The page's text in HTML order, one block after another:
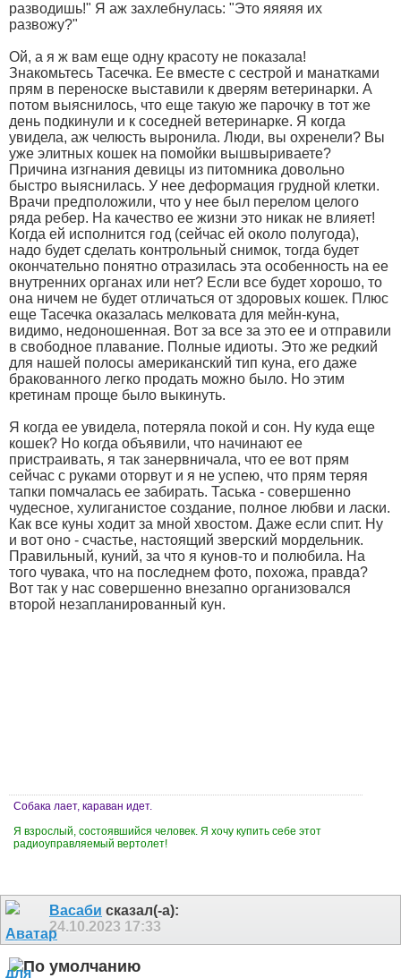
разводишь!" Я аж захлебнулась: "Это яяяяя их
развожу?"
Ой, а я ж вам еще одну красоту не показала!
Знакомьтесь Тасечка. Ее вместе с сестрой и манатками
прям в переноске выставили к дверям ветеринарки. А
потом выяснилось, что еще такую же парочку в тот же
день подкинули и к соседней ветеринарке. Я когда
увидела, аж челюсть выронила. Люди, вы охренели? Вы
уже элитных кошек на помойки вышвыриваете?
Причина изгнания девицы из питомника довольно
быстро выяснилась. У нее деформация грудной клетки.
Врачи предположили, что у нее был перелом целого
ряда ребер. На качество ее жизни это никак не влияет!
Когда ей исполнится год (сейчас ей около полугода),
надо будет сделать контрольный снимок, тогда будет
окончательно понятно отразилась эта особенность на ее
внутренних органах или нет? Если все будет хорошо, то
она ничем не будет отличаться от здоровых кошек. Плюс
еще Тасечка оказалась мелковата для мейн-куна,
видимо, недоношенная. Вот за все за это ее и отправили
в свободное плавание. Полные идиоты. Это же редкий
для нашей полосы американский тип куна, его даже
бракованного легко продать можно было. Но этим
кретинам проще было выкинуть.
Я когда ее увидела, потеряла покой и сон. Ну куда еще
кошек? Но когда объявили, что начинают ее
пристраивать, я так занервничала, что ее вот прям
сейчас с руками оторвут и я не успею, что прям теряя
тапки помчалась ее забирать. Таська - совершенно
чудесное, хулиганистое создание, полное любви и ласки.
Как все куны ходит за мной хвостом. Даже если спит. Ну
и вот оно - счастье, настоящий зверский мордельник.
Правильный, куний, за что я кунов-то и полюбила. На
того чувака, что на последнем фото, похожа, правда?
Вот так у нас совершенно внезапно организовался
второй незапланированный кун.
Собака лает, караван идет.
Я взрослый, состоявшийся человек. Я хочу купить себе этот
радиоуправляемый вертолет!
Васаби сказал(-а):
24.10.2023 17:33